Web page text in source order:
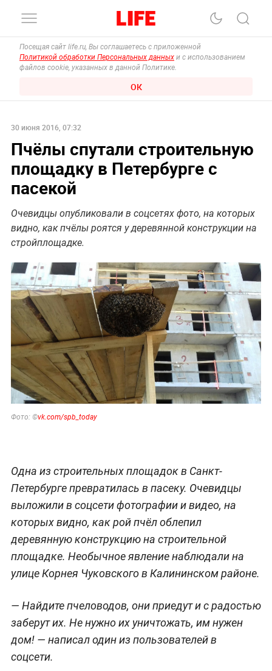
Посещая сайт life.ru, Вы соглашаетесь с приложенной
Политикой обработки Персональных данных и с использованием
файлов cookie, указанных в данной Политике.
ОК
30 июня 2016, 07:32
Пчёлы спутали строительную
площадку в Петербурге с
пасекой
Очевидцы опубликовали в соцсетях фото, на которых
видно, как пчёлы роятся у деревянной конструкции на
стройплощадке.
Фото: ©vk.com/spb_today
Одна из строительных площадок в Санкт-
Петербурге превратилась в пасеку. Очевидцы
выложили в соцсети фотографии и видео, на
которых видно, как рой пчёл облепил
деревянную конструкцию на строительной
площадке. Необычное явление наблюдали на
улице Корнея Чуковского в Калининском районе.
— Найдите пчеловодов, они приедут и с радостью
заберут их. Не нужно их уничтожать, им нужен
дом! — написал один из пользователей в
соцсети.